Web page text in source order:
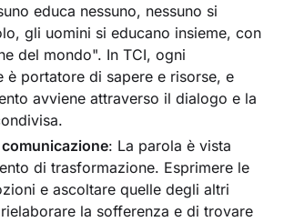
educa nessuno, nessuno si
gli uomini si educano insieme, con
del mondo". In TCI, ogni
è portatore di sapere e risorse, e
avviene attraverso il dialogo e la
: La parola è vista
di trasformazione. Esprimere le
e ascoltare quelle degli altri
la sofferenza e di trovare